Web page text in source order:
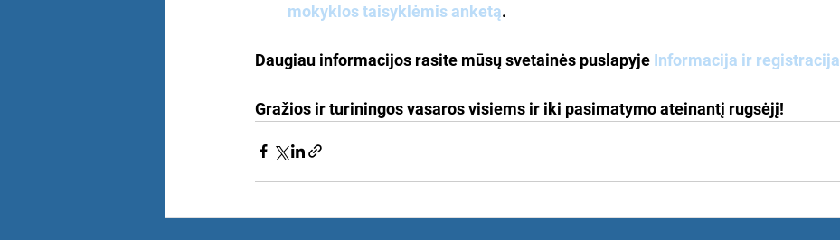
mokyklos taisyklėmis anketą.
Daugiau informacijos rasite mūsų svetainės puslapyje Informacija ir registracija
Gražios ir turiningos vasaros visiems ir iki pasimatymo ateinantį rugsėjį!